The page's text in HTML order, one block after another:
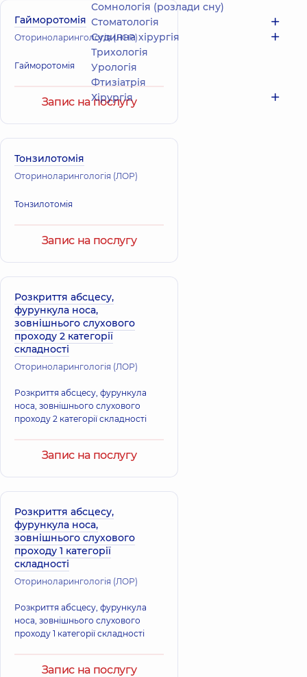
Гайморотомія
Оториноларингологія (ЛОР)
Гайморотомія
Запис на послугу
Тонзилотомія
Оториноларингологія (ЛОР)
Тонзилотомія
Запис на послугу
Розкриття абсцесу,
фурункула носа,
зовнішнього слухового
проходу 2 категорії
складності
Оториноларингологія (ЛОР)
Розкриття абсцесу, фурункула
носа, зовнішнього слухового
проходу 2 категорії складності
Запис на послугу
Розкриття абсцесу,
фурункула носа,
зовнішнього слухового
проходу 1 категорії
складності
Оториноларингологія (ЛОР)
Розкриття абсцесу, фурункула
носа, зовнішнього слухового
проходу 1 категорії складності
Запис на послугу
Сомнологія (розлади сну)
Стоматологія
Судинна хірургія
Трихологія
Урологія
Фтизіатрія
Хірургія